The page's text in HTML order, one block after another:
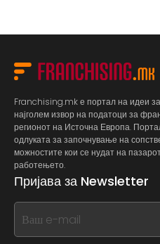
Franchising.mk е портал на идеи
најголем извор на податоци за
регионот на Источна Европа.
одлуката за започнување на
можностите кои се нудат на
работењето.
Пријава за Newsletter
If
you